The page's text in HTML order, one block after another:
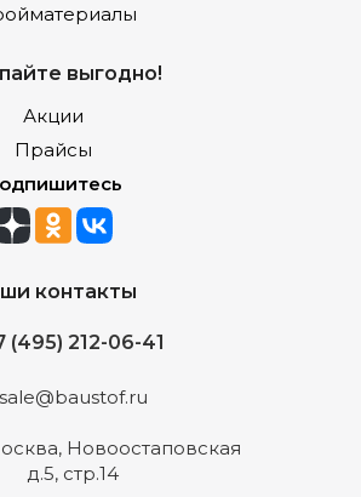
выгодно!
Акции
Прайсы
контакты
(495) 212-06-41
sale@baustof.ru
Новоостаповская
д.5, стр.14